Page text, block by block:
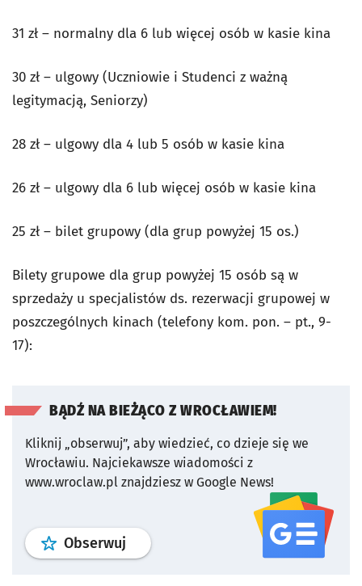
31 zł – normalny dla 6 lub więcej osób w kasie kina
30 zł – ulgowy (Uczniowie i Studenci z ważną
legitymacją, Seniorzy)
28 zł – ulgowy dla 4 lub 5 osób w kasie kina
26 zł – ulgowy dla 6 lub więcej osób w kasie kina
25 zł – bilet grupowy (dla grup powyżej 15 os.)
Bilety grupowe dla grup powyżej 15 osób są w
sprzedaży u specjalistów ds. rezerwacji grupowej w
poszczególnych kinach (telefony kom. pon. – pt., 9-
17):
BĄDŹ NA BIEŻĄCO Z WROCŁAWIEM!
Kliknij „obserwuj”, aby wiedzieć, co dzieje się we
Wrocławiu. Najciekawsze wiadomości z
www.wroclaw.pl znajdziesz w Google News!
Obserwuj profil serwisu